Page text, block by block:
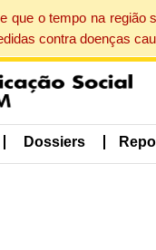
o tempo na
contra doenças
Dossiers